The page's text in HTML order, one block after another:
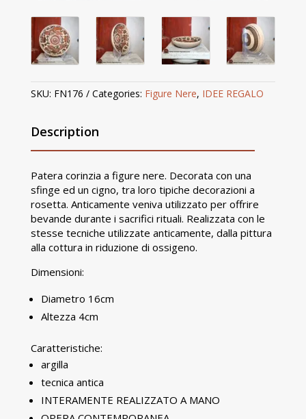
Description
Patera corinzia a figure nere. Decorata con una
sfinge ed un cigno, tra loro tipiche decorazioni a
rosetta. Anticamente veniva utilizzato per offrire
bevande durante i sacrifici rituali. Realizzata con le
stesse tecniche utilizzate anticamente, dalla pittura
alla cottura in riduzione di ossigeno.
Dimensioni:
Diametro 16cm
Altezza 4cm
Caratteristiche:
argilla
tecnica antica
INTERAMENTE REALIZZATO A MANO
SKU: FN176 Categories: Figure Nere, IDEE REGALO